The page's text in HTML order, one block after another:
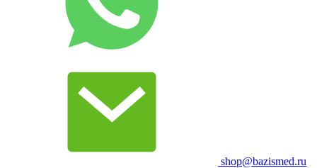
shop@bazismed.ru